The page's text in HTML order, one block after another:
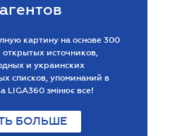
картину на основе 300
открытых источников,
и украинских
списков, упоминаний в
LIGA360 змінює все!
БОЛЬШЕ